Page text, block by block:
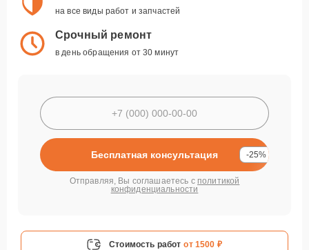
на все виды работ и запчастей
Срочный ремонт
в день обращения от 30 минут
Бесплатная консультация -25%
Отправляя, Вы соглашаетесь с политикой
конфиденциальности
Стоимость работ от 1500 ₽